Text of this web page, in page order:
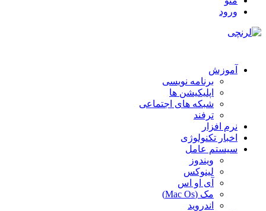
ورود
آموزش
برنامه نویسی
اپلیکیشن ها
شبکه های اجتماعی
ترفند
نرم افزار
اخبار تکنولوژی
سیستم عامل
ویندوز
لینوکس
آی او اس
مک (Mac Os)
اندروید